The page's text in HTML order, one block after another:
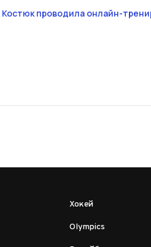
Костюк проводила онлайн-
Хокей
Olympics